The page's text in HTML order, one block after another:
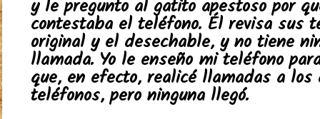
y le pregunto al gatito apestoso por
contestaba el teléfono. Él revisa sus
original y el desechable, y no tiene
llamada. Yo le enseño mi teléfono
que, en efecto, realicé llamadas a los
teléfonos, pero ninguna llegó.